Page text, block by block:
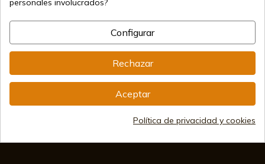
Envíos internacionales
Configurar
Rechazar
Aceptar
Política de privacidad y cookies